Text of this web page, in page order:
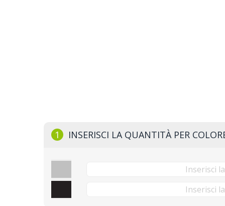
1 INSERISCI LA QUANTITÀ PER